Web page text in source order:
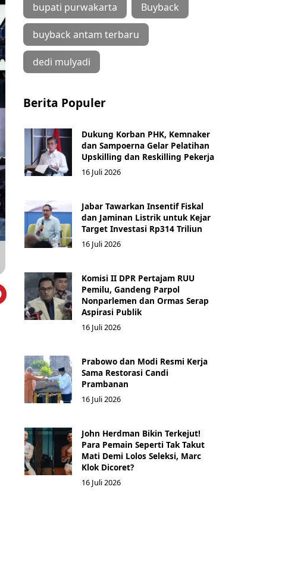
bupati purwakarta Buyback
buyback antam terbaru
dedi mulyadi
Berita Populer
Dukung Korban PHK, Kemnaker
dan Sampoerna Gelar Pelatihan
Upskilling dan Reskilling Pekerja
16 Juli 2026
Jabar Tawarkan Insentif Fiskal
dan Jaminan Listrik untuk Kejar
Target Investasi Rp314 Triliun
16 Juli 2026
Komisi II DPR Pertajam RUU
Pemilu, Gandeng Parpol
Nonparlemen dan Ormas Serap
Aspirasi Publik
16 Juli 2026
Prabowo dan Modi Resmi Kerja
Sama Restorasi Candi
Prambanan
16 Juli 2026
John Herdman Bikin Terkejut!
Para Pemain Seperti Tak Takut
Mati Demi Lolos Seleksi, Marc
Klok Dicoret?
16 Juli 2026